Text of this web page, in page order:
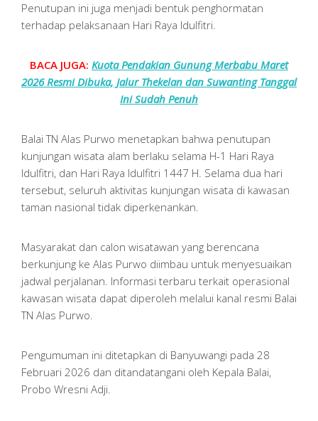
Penutupan ini juga menjadi bentuk penghormatan
terhadap pelaksanaan Hari Raya Idulfitri.
BACA JUGA: Kuota Pendakian Gunung Merbabu Maret
2026 Resmi Dibuka, Jalur Thekelan dan Suwanting Tanggal
Ini Sudah Penuh
Balai TN Alas Purwo menetapkan bahwa penutupan
kunjungan wisata alam berlaku selama H-1 Hari Raya
Idulfitri, dan Hari Raya Idulfitri 1447 H. Selama dua hari
tersebut, seluruh aktivitas kunjungan wisata di kawasan
taman nasional tidak diperkenankan.
Masyarakat dan calon wisatawan yang berencana
berkunjung ke Alas Purwo diimbau untuk menyesuaikan
jadwal perjalanan. Informasi terbaru terkait operasional
kawasan wisata dapat diperoleh melalui kanal resmi Balai
TN Alas Purwo.
Pengumuman ini ditetapkan di Banyuwangi pada 28
Februari 2026 dan ditandatangani oleh Kepala Balai,
Probo Wresni Adji.